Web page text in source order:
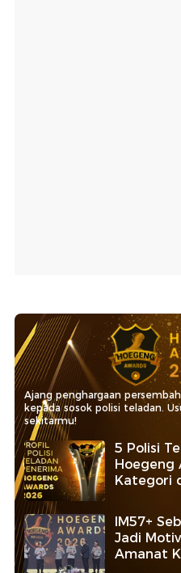
Ajang penghargaan
kepada sosok polisi teladan.
sekitarmu!
5 Polisi
Hoegeng
Kategori
IM57+
Jadi
Amanat